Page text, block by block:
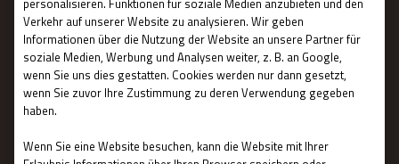
WICHTIG
Kontakt
Allgemeine Benutzungsbedingungen